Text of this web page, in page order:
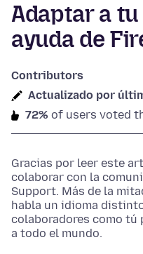
Adaptar a
ayuda de
Contributors
Actualizado por
72% of users voted
Gracias por leer este
colaborar con la
Support. Más de la
habla un idioma
colaboradores como tú
a todo el mundo.